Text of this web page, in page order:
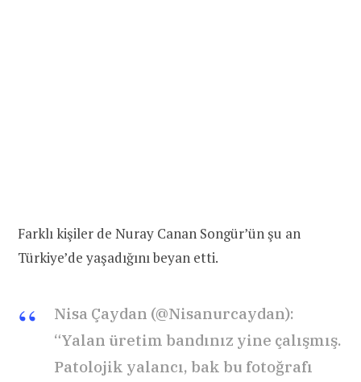
Farklı kişiler de Nuray Canan Songür’ün şu an
Türkiye’de yaşadığını beyan etti.
Nisa Çaydan (@Nisanurcaydan):
“Yalan üretim bandınız yine çalışmış.
Patolojik yalancı, bak bu fotoğrafı